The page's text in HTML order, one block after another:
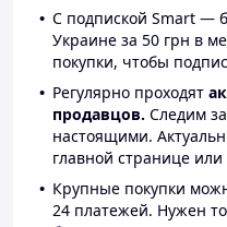
С подпиской Smart —
Украине за 50 грн в
покупки, чтобы
Регулярно проходят
продавцов. Следим
настоящими.
главной странице
Крупные покупки
24 платежей. Нужен